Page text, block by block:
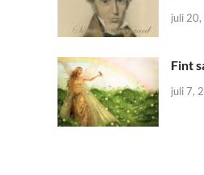
juli
Fint
juli 7,